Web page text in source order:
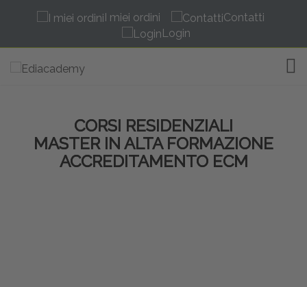
I miei ordini
Contatti
Login
CORSI RESIDENZIALI
MASTER IN ALTA FORMAZIONE
ACCREDITAMENTO ECM